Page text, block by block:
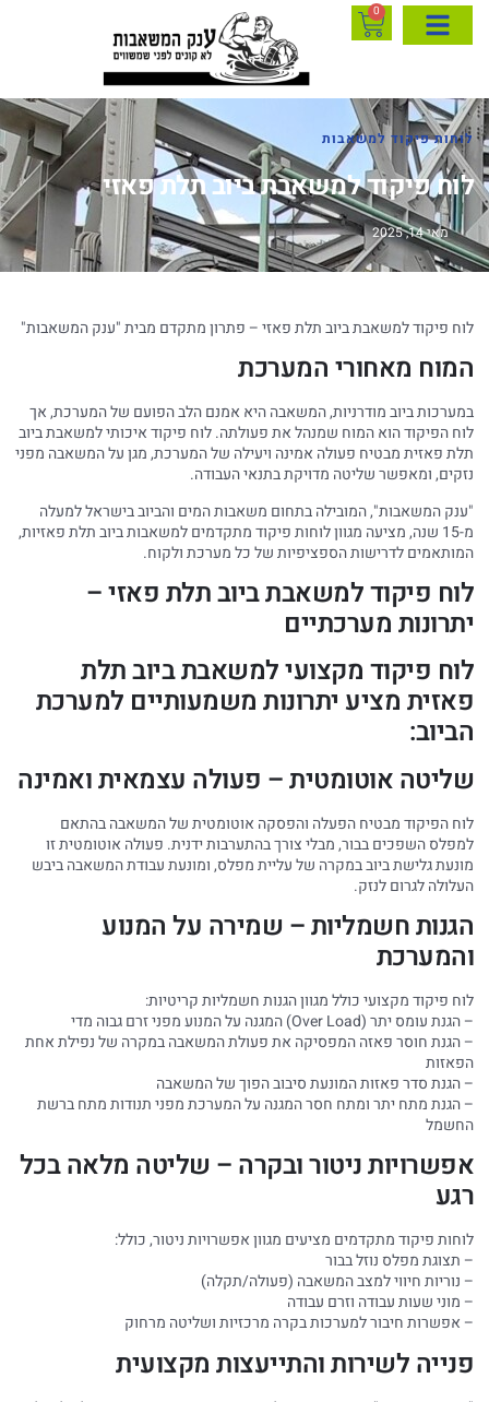
0
לוחות פיקוד למשאבות
לוח פיקוד למשאבת ביוב תלת פאזי
מאי 14, 2025
לוח פיקוד למשאבת ביוב תלת פאזי – פתרון מתקדם מבית "ענק המשאבות"
המוח מאחורי המערכת
במערכות ביוב מודרניות, המשאבה היא אמנם הלב הפועם של המערכת, אך
לוח הפיקוד הוא המוח שמנהל את פעולתה. לוח פיקוד איכותי למשאבת ביוב
תלת פאזית מבטיח פעולה אמינה ויעילה של המערכת, מגן על המשאבה מפני
נזקים, ומאפשר שליטה מדויקת בתנאי העבודה.
"ענק המשאבות", המובילה בתחום משאבות המים והביוב בישראל למעלה
מ-15 שנה, מציעה מגוון לוחות פיקוד מתקדמים למשאבות ביוב תלת פאזיות,
המותאמים לדרישות הספציפיות של כל מערכת ולקוח.
לוח פיקוד למשאבת ביוב תלת פאזי –
יתרונות מערכתיים
לוח פיקוד מקצועי למשאבת ביוב תלת
פאזית מציע יתרונות משמעותיים למערכת
הביוב:
שליטה אוטומטית – פעולה עצמאית ואמינה
לוח הפיקוד מבטיח הפעלה והפסקה אוטומטית של המשאבה בהתאם
למפלס השפכים בבור, מבלי צורך בהתערבות ידנית. פעולה אוטומטית זו
מונעת גלישת ביוב במקרה של עליית מפלס, ומונעת עבודת המשאבה ביבש
העלולה לגרום לנזק.
הגנות חשמליות – שמירה על המנוע
והמערכת
לוח פיקוד מקצועי כולל מגוון הגנות חשמליות קריטיות:
– הגנת עומס יתר (Over Load) המגנה על המנוע מפני זרם גבוה מדי
– הגנת חוסר פאזה המפסיקה את פעולת המשאבה במקרה של נפילת אחת
הפאזות
– הגנת סדר פאזות המונעת סיבוב הפוך של המשאבה
– הגנת מתח יתר ומתח חסר המגנה על המערכת מפני תנודות מתח ברשת
החשמל
אפשרויות ניטור ובקרה – שליטה מלאה בכל
רגע
לוחות פיקוד מתקדמים מציעים מגוון אפשרויות ניטור, כולל:
– תצוגת מפלס נוזל בבור
– נוריות חיווי למצב המשאבה (פעולה/תקלה)
– מוני שעות עבודה וזרם עבודה
– אפשרות חיבור למערכות בקרה מרכזיות ושליטה מרחוק
פנייה לשירות והתייעצות מקצועית